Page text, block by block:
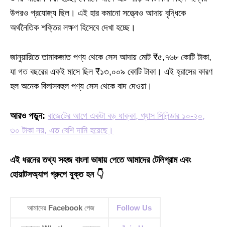
উপরও প্রযোজ্য ছিল। এই হার কমানো সত্ত্বেও আদায় বৃদ্ধিকে
অর্থনৈতিক শক্তির লক্ষণ হিসেবে দেখা হচ্ছে।
জানুয়ারিতে তামাকজাত পণ্য থেকে সেস আদায় মোট ₹৫,৭৬৮ কোটি টাকা,
যা গত বছরের একই মাসে ছিল ₹১৩,০০৯ কোটি টাকা। এই হ্রাসের কারণ
হল অনেক বিলাসবহুল পণ্য সেস থেকে বাদ দেওয়া।
আরও পড়ুন: বাজেটের আগে একটা বড় ধাক্কা, গ্যাস সিলিন্ডার ১০-২০,
৩০ টাকা নয়, এত বেশি দামি হয়েছে।
এই ধরনের তথ্য সহজ বাংলা ভাষায় পেতে আমাদের টেলিগ্রাম এবং
হোয়াটসঅ্যাপ গ্রুপে যুক্ত হন 👇
আমাদের Facebook পেজ Follow Us